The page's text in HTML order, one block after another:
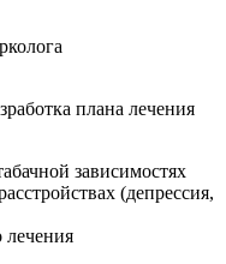
плана лечения
зависимостях
(депрессия,
лечения